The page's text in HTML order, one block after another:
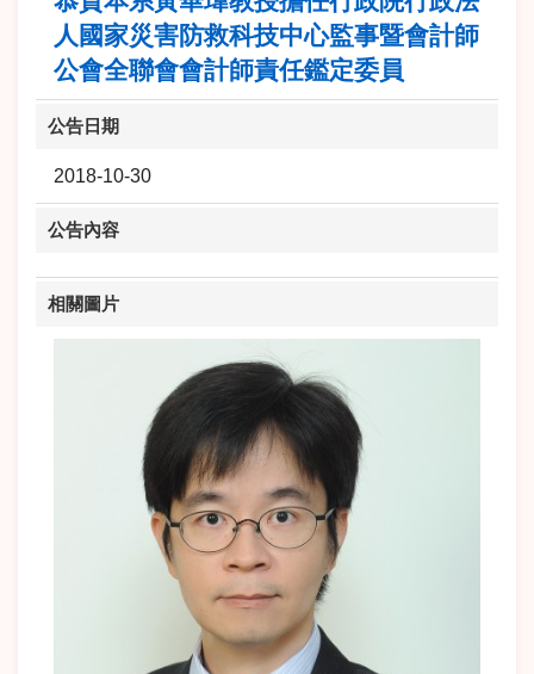
人國家災害防救科技中心監事暨會計師
公會全聯會會計師責任鑑定委員
公告日期
2018-10-30
公告內容
相關圖片